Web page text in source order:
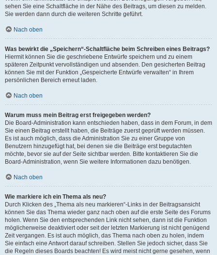
sehen Sie eine Schaltfläche in der Nähe des Beitrags, um diesen zu melden.
Sie werden dann durch die weiteren Schritte geführt.
Nach oben
Was bewirkt die „Speichern“-Schaltfläche beim Schreiben eines Beitrags?
Hiermit können Sie die geschriebene Entwürfe speichern und zu einem
späteren Zeitpunkt vervollständigen und absenden. Den gesicherten Beitrag
können Sie mit der Funktion „Gespeicherte Entwürfe verwalten“ in Ihrem
persönlichen Bereich erneut laden.
Nach oben
Warum muss mein Beitrag erst freigegeben werden?
Die Board-Administration kann entschieden haben, dass in dem Forum, in dem
Sie einen Beitrag erstellt haben, die Beiträge zuerst geprüft werden müssen.
Es ist auch möglich, dass die Administration Sie zu einer Gruppe von
Benutzern hinzugefügt hat, bei denen sie die Beiträge erst begutachten
möchte, bevor sie auf der Seite sichtbar werden. Bitte kontaktieren Sie die
Board-Administration, wenn Sie weitere Informationen dazu benötigen.
Nach oben
Wie markiere ich ein Thema als neu?
Durch Klicken des „Thema als neu markieren“-Links in der Beitragsansicht
können Sie das Thema wieder ganz nach oben auf die erste Seite des Forums
holen. Wenn Sie den entsprechenden Link nicht sehen, dann ist die Funktion
möglicherweise deaktiviert oder seit der letzten Markierung ist nicht genügend
Zeit vergangen. Es ist auch möglich, das Thema nach oben zu holen, indem
Sie einfach eine Antwort darauf schreiben. Stellen Sie jedoch sicher, dass Sie
die Regeln dieses Boards beachten! Es wird meist nicht gerne gesehen, wenn